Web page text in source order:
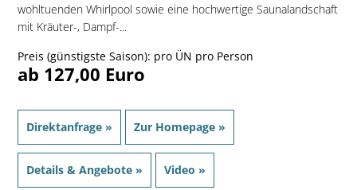
wohltuenden Whirlpool sowie eine hochwertige Saunalandschaft
mit Kräuter-, Dampf-...
Preis (günstigste Saison): pro ÜN pro Person
ab 127,00 Euro
Direktanfrage » Zur Homepage »
Details & Angebote » Video »